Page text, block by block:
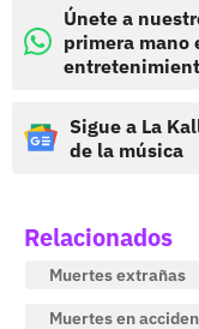
Únete a
primera mano
Sigue a La
de la música
Relacionados
Muertes extrañas
Muertes en